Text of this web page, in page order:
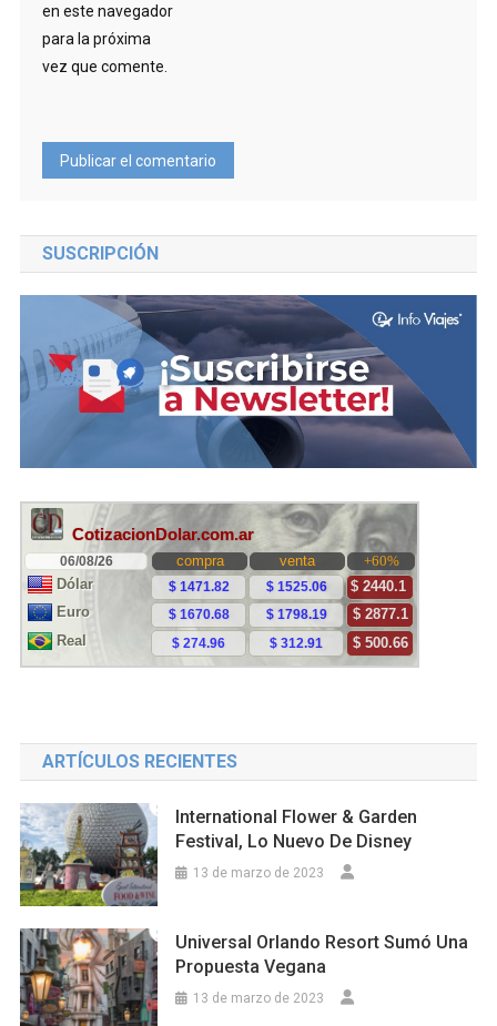
en este navegador
para la próxima
vez que comente.
SUSCRIPCIÓN
ARTÍCULOS RECIENTES
International Flower & Garden
Festival, Lo Nuevo De Disney
13 de marzo de 2023
Universal Orlando Resort Sumó Una
Propuesta Vegana
13 de marzo de 2023